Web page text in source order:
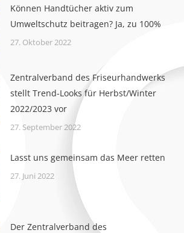
Können Handtücher aktiv zum
Umweltschutz beitragen? Ja, zu 100%
27. Oktober 2022
Zentralverband des Friseurhandwerks
stellt Trend-Looks für Herbst/Winter
2022/2023 vor
27. September 2022
Lasst uns gemeinsam das Meer retten
27. Juni 2022
Der Zentralverband des